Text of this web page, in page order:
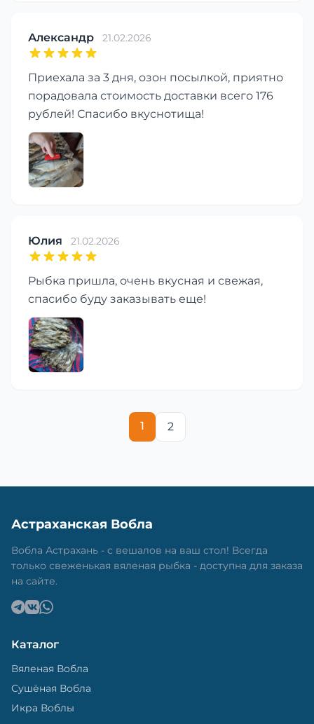
Александр 21.02.2026
Приехала за 3 дня, озон посылкой, приятно
порадовала стоимость доставки всего 176
рублей! Спасибо вкуснотища!
Юлия 21.02.2026
Рыбка пришла, очень вкусная и свежая,
спасибо буду заказывать еще!
1 2
Астраханская Вобла
Вобла Астрахань - с вешалов на ваш стол! Всегда
только свеженькая вяленая рыбка - доступна для заказа
на сайте.
Каталог
Вяленая Вобла
Сушёная Вобла
Икра Воблы